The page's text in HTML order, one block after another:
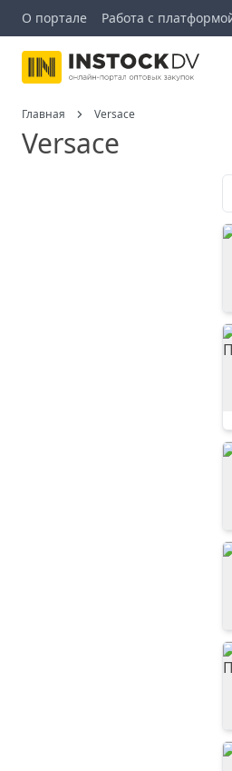
О портале Работа с
Главная Versace
Versace